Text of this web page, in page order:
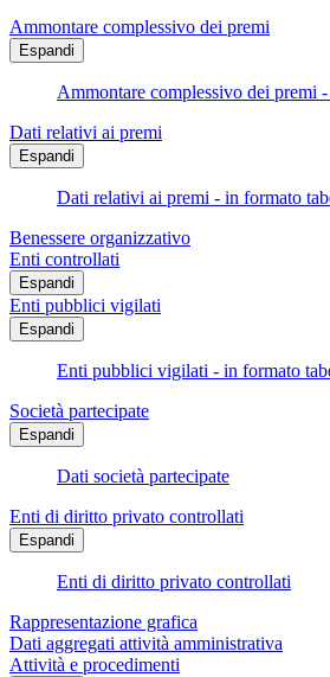
Ammontare complessivo dei premi
Espandi
Ammontare complessivo dei premi
Dati relativi ai premi
Espandi
Dati relativi ai premi - in formato
Benessere organizzativo
Enti controllati
Espandi
Enti pubblici vigilati
Espandi
Enti pubblici vigilati - in formato
Società partecipate
Espandi
Dati società partecipate
Enti di diritto privato controllati
Espandi
Enti di diritto privato controllati
Rappresentazione grafica
Dati aggregati attività amministrativa
Attività e procedimenti